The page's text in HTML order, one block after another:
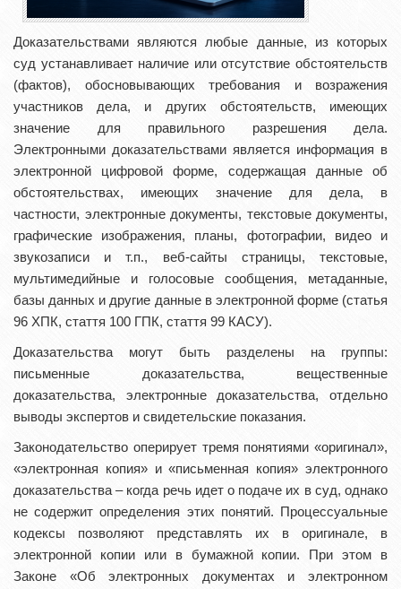
Доказательствами являются любые данные, из которых
суд устанавливает наличие или отсутствие обстоятельств
(фактов), обосновывающих требования и возражения
участников дела, и других обстоятельств, имеющих
значение для правильного разрешения дела.
Электронными доказательствами является информация в
электронной цифровой форме, содержащая данные об
обстоятельствах, имеющих значение для дела, в
частности, электронные документы, текстовые документы,
графические изображения, планы, фотографии, видео и
звукозаписи и т.п., веб-сайты страницы, текстовые,
мультимедийные и голосовые сообщения, метаданные,
базы данных и другие данные в электронной форме (статья
96 ХПК, стаття 100 ГПК, стаття 99 КАСУ).
Доказательства могут быть разделены на группы:
письменные доказательства, вещественные
доказательства, электронные доказательства, отдельно
выводы экспертов и свидетельские показания.
Законодательство оперирует тремя понятиями «оригинал»,
«электронная копия» и «письменная копия» электронного
доказательства – когда речь идет о подаче их в суд, однако
не содержит определения этих понятий. Процессуальные
кодексы позволяют представлять их в оригинале, в
электронной копии или в бумажной копии. При этом в
Законе «Об электронных документах и электронном